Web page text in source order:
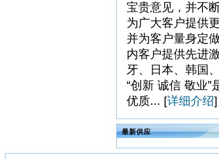
宝贵意见，并不
为广大客户提供
并为客户量身定
内客户提供先进
牙、日本、韩国
“创新 诚信 敬业
优质... [详细介绍]
最新供应